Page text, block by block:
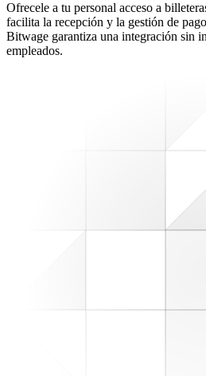
Ofrecele a tu personal acceso a
facilita la recepción y la gestión de
Bitwage garantiza una integración sin
empleados.